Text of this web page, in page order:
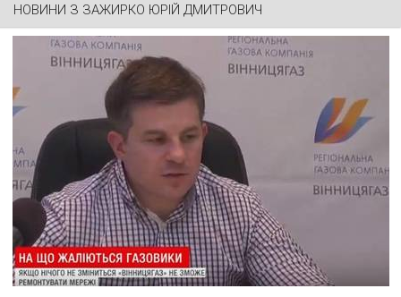
НОВИНИ З ЗАЖИРКО ЮРІЙ ДМИТРОВИЧ